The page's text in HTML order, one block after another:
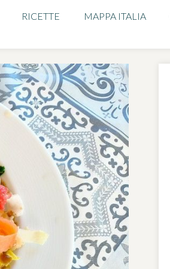
RICETTE MAPPA ITALIA